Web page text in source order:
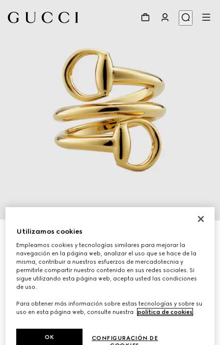
Anillo contrarié Gucci Horsebit de 18 ct
€ 4.500
Utilizamos cookies
Empleamos cookies y tecnologías similares para mejorar la
navegación en la página web, analizar el uso que se hace de la
misma, contribuir a nuestros esfuerzos de mercadotecnia y
permitirle compartir nuestro contenido en sus redes sociales. Si
sigue utilizando esta página web, acepta usted las condiciones
de uso.
Para obtener más información sobre estas tecnologías y sobre su
uso en esta página web, consulte nuestra
política de cookies
CONFIGURACIÓN DE
OK